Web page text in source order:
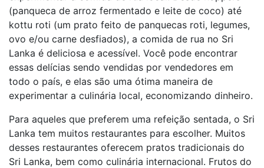
(panqueca de arroz fermentado e leite de coco) até
kottu roti (um prato feito de panquecas roti, legumes,
ovo e/ou carne desfiados), a comida de rua no Sri
Lanka é deliciosa e acessível. Você pode encontrar
essas delícias sendo vendidas por vendedores em
todo o país, e elas são uma ótima maneira de
experimentar a culinária local, economizando dinheiro.
Para aqueles que preferem uma refeição sentada, o Sri
Lanka tem muitos restaurantes para escolher. Muitos
desses restaurantes oferecem pratos tradicionais do
Sri Lanka, bem como culinária internacional. Frutos do